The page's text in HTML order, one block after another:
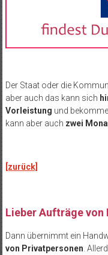
Der Staat oder die
aber auch das kann sich
Vorleistung und
kann aber auch zwei
[zurück]
Lieber Aufträge von
Dann übernimmt ein
von Privatpersonen .